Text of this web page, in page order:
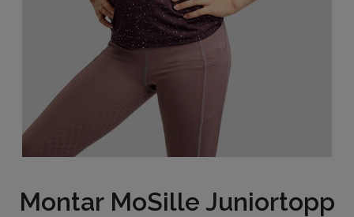
Tröjor och Toppar
Underkläder
Hjälmar
Barn och junior
Ridbyxor
Montar MoSille Juniortopp